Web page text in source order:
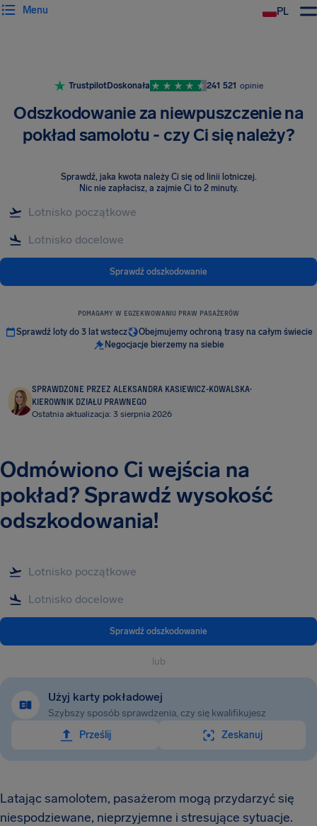
PL
Menu
TrustpilotDoskonała 241 521 opinie
Odszkodowanie za niewpuszczenie na
pokład samolotu - czy Ci się należy?
Sprawdź, jaka kwota należy Ci się od linii lotniczej.
Nic nie zapłacisz, a zajmie Ci to 2 minuty.
Sprawdź odszkodowanie
POMAGAMY W EGZEKWOWANIU PRAW PASAŻERÓW
Sprawdź loty do 3 lat wstecz
Obejmujemy ochroną trasy na całym świecie
Negocjacje bierzemy na siebie
SPRAWDZONE PRZEZ ALEKSANDRA KASIEWICZ-KOWALSKA·
KIEROWNIK DZIAŁU PRAWNEGO
Ostatnia aktualizacja: 3 sierpnia 2026
Odmówiono Ci wejścia na
pokład? Sprawdź wysokość
odszkodowania!
Sprawdź odszkodowanie
lub
Użyj karty pokładowej
Szybszy sposób sprawdzenia, czy się kwalifikujesz
Prześlij
Zeskanuj
Latając samolotem, pasażerom mogą przydarzyć się
niespodziewane, nieprzyjemne i stresujące sytuacje.